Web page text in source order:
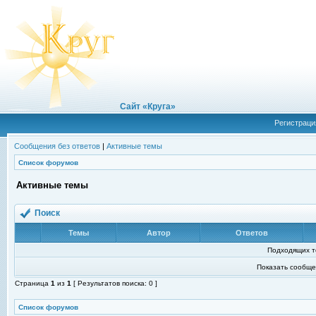
Сайт «Круга»
Сообщения без ответов | Активные темы
Список форумов
Активные темы
Поиск
Темы Автор Ответов
Подходящих
Показать
Страница 1 из 1 [ Результатов поиска: 0 ]
Список форумов